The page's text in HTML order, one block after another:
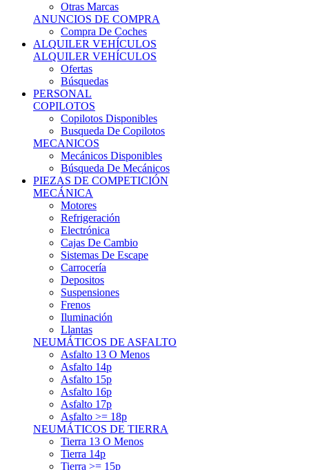
Otras Marcas
ANUNCIOS DE COMPRA
Compra De Coches
ALQUILER VEHÍCULOS
ALQUILER VEHÍCULOS
Ofertas
Búsquedas
PERSONAL
COPILOTOS
Copilotos Disponibles
Busqueda De Copilotos
MECANICOS
Mecánicos Disponibles
Búsqueda De Mecánicos
PIEZAS DE COMPETICIÓN
MECÁNICA
Motores
Refrigeración
Electrónica
Cajas De Cambio
Sistemas De Escape
Carrocería
Depositos
Suspensiones
Frenos
Iluminación
Llantas
NEUMÁTICOS DE ASFALTO
Asfalto 13 O Menos
Asfalto 14p
Asfalto 15p
Asfalto 16p
Asfalto 17p
Asfalto >= 18p
NEUMÁTICOS DE TIERRA
Tierra 13 O Menos
Tierra 14p
Tierra >= 15p